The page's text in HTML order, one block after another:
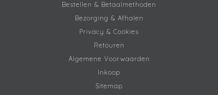
Bestellen & Betaalmethoden
Bezorging & Afhalen
Privacy & Cookies
Retouren
Algemene Voorwaarden
Inkoop
Sitemap